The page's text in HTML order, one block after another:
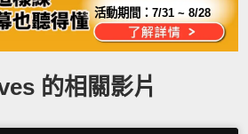
活動期間：7/31 ~ 8/28
的相關影片